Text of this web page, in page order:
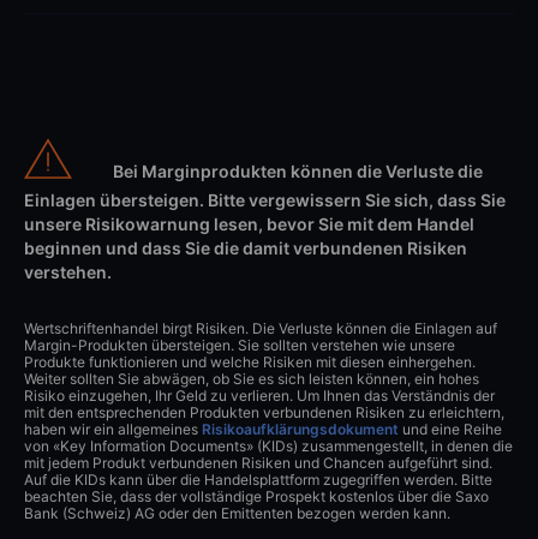
Bei Marginprodukten können die Verluste die
Einlagen übersteigen. Bitte vergewissern Sie sich, dass Sie
unsere Risikowarnung lesen, bevor Sie mit dem Handel
beginnen und dass Sie die damit verbundenen Risiken
verstehen.
Wertschriftenhandel birgt Risiken. Die Verluste können die Einlagen auf
Margin-Produkten übersteigen. Sie sollten verstehen wie unsere
Produkte funktionieren und welche Risiken mit diesen einhergehen.
Weiter sollten Sie abwägen, ob Sie es sich leisten können, ein hohes
Risiko einzugehen, Ihr Geld zu verlieren. Um Ihnen das Verständnis der
mit den entsprechenden Produkten verbundenen Risiken zu erleichtern,
haben wir ein allgemeines Risikoaufklärungsdokument und eine Reihe
von «Key Information Documents» (KIDs) zusammengestellt, in denen die
mit jedem Produkt verbundenen Risiken und Chancen aufgeführt sind.
Auf die KIDs kann über die Handelsplattform zugegriffen werden. Bitte
beachten Sie, dass der vollständige Prospekt kostenlos über die Saxo
Bank (Schweiz) AG oder den Emittenten bezogen werden kann.